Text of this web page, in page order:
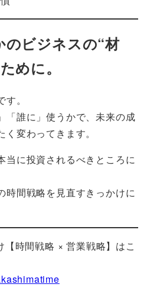
のビジネスの“材
めに。
。
「誰に」使うかで、未来の成
変わってきます。
当に投資されるべきところに
時間戦略を見直すきっかけに
【時間戦略 × 営業戦略】はこ